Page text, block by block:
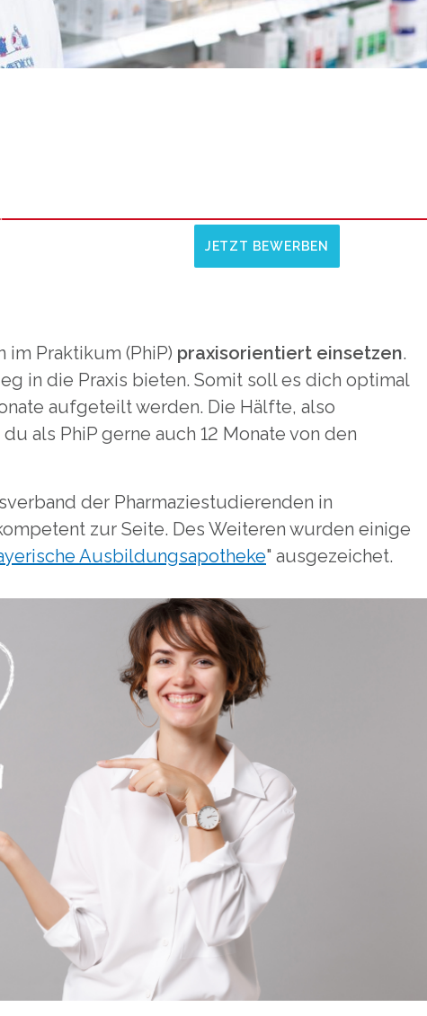
JETZT BEWERBEN
im Praktikum (PhiP) praxisorientiert einsetzen.
in die Praxis bieten. Somit soll es dich optimal
aufgeteilt werden. Die Hälfte, also
als PhiP gerne auch 12 Monate von den
der Pharmaziestudierenden in
zur Seite. Des Weiteren wurden einige
Ausbildungsapotheke" ausgezeichet.